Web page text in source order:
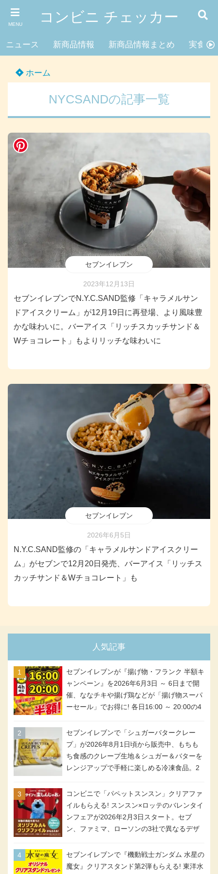
MENU コンビニ チェッカー
ニュース 新商品情報 新商品情報まとめ 実食レ
ホーム
NYCSANDの記事一覧
セブンイレブン
2023年12月13日
セブンイレブンでN.Y.C.SAND監修「キャラメルサン
ドアイスクリーム」が12月19日に再登場、より風味豊
かな味わいに。バーアイス「リッチスカッチサンド＆
Wチョコレート」もよりリッチな味わいに
セブンイレブン
2026年6月5日
N.Y.C.SAND監修の「キャラメルサンドアイスクリー
ム」がセブンで12月20日発売、バーアイス「リッチス
カッチサンド＆Wチョコレート」も
人気記事
セブンイレブンが『揚げ物・フランク 半額キ
ャンペーン』を2026年6月3日 ～ 6日まで開
催、ななチキや揚げ鶏などが「揚げ物スーパ
ーセール」でお得に! 各日16:00 ～ 20:00の4
アメリカンドッグが税抜き69円!
セブンイレブンで「シュガーバタークレー
プ」が2026年8月1日頃から販売中、もちも
ち食感のクレープ生地＆シュガー＆バターを
レンジアップで手軽に楽しめる冷凍食品。2
コンビニで「パペットスンスン」クリアファ
イルもらえる! スンスン×ロッテのバレンタイ
ンフェアが2026年2月3日スタート。セブ
ン、ファミマ、ローソンの3社で異なるデザ
セブンイレブンで『機動戦士ガンダム 水星の
魔女』クリアスタンド第2弾もらえる! 東洋水